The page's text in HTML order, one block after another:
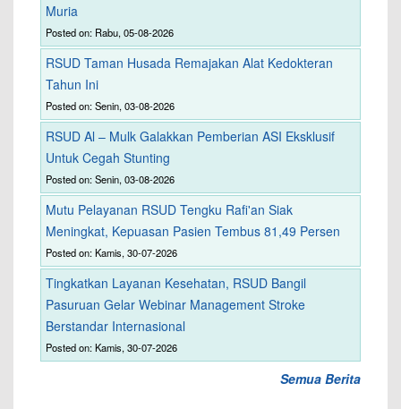
Muria
Posted on: Rabu, 05-08-2026
RSUD Taman Husada Remajakan Alat Kedokteran
Tahun Ini
Posted on: Senin, 03-08-2026
RSUD Al – Mulk Galakkan Pemberian ASI Eksklusif
Untuk Cegah Stunting
Posted on: Senin, 03-08-2026
Mutu Pelayanan RSUD Tengku Rafi'an Siak
Meningkat, Kepuasan Pasien Tembus 81,49 Persen
Posted on: Kamis, 30-07-2026
Tingkatkan Layanan Kesehatan, RSUD Bangil
Pasuruan Gelar Webinar Management Stroke
Berstandar Internasional
Posted on: Kamis, 30-07-2026
Semua Berita